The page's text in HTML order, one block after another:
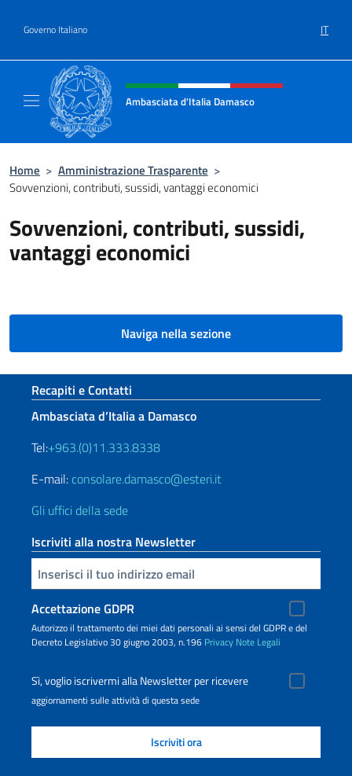
Governo Italiano IT
Intestazione sito, social e menù
Ambasciata d'Italia Damasco
Home > Amministrazione Trasparente >
Sovvenzioni, contributi, sussidi, vantaggi economici
Sovvenzioni, contributi, sussidi,
vantaggi economici
Naviga nella sezione
Sezione footer
Recapiti e Contatti
Ambasciata d’Italia a Damasco
Tel:+963.(0)11.333.8338
E-mail: consolare.damasco@esteri.it
Gli uffici della sede
Iscriviti alla nostra Newsletter
Inserisci la tua email
Accettazione GDPR
Autorizzo il trattamento dei miei dati personali ai sensi del GDPR e del
Decreto Legislativo 30 giugno 2003, n.196 Privacy Note Legali
Sì, voglio iscrivermi alla Newsletter per ricevere
aggiornamenti sulle attività di questa sede